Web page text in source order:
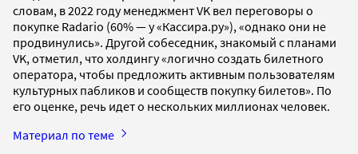
словам, в 2022 году менеджмент VK вел переговоры о
покупке Radario (60% — у «Кассира.ру»), «однако они не
продвинулись». Другой собеседник, знакомый с планами
VK, отметил, что холдингу «логично создать билетного
оператора, чтобы предложить активным пользователям
культурных пабликов и сообществ покупку билетов». По
его оценке, речь идет о нескольких миллионах человек.
Материал по теме